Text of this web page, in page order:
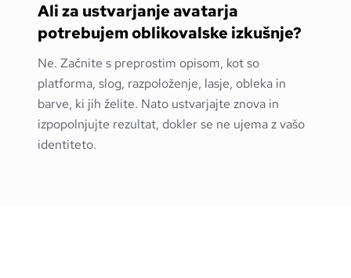
Ali za ustvarjanje avatarja
potrebujem oblikovalske izkušnje?
Ne. Začnite s preprostim opisom, kot so
platforma, slog, razpoloženje, lasje, obleka in
barve, ki jih želite. Nato ustvarjajte znova in
izpopolnjujte rezultat, dokler se ne ujema z vašo
identiteto.